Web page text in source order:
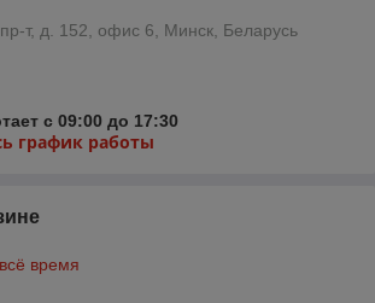
т, д. 152, офис 6, Минск, Беларусь
с 09:00 до 17:30
график работы
время